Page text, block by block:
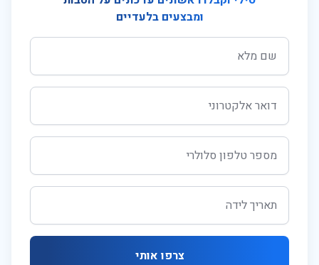
ומבצעים בלעדיים
צרפו אותי